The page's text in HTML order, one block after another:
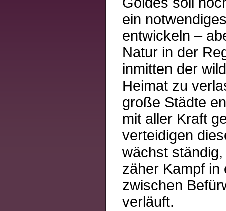
ein
entwickeln –
Natur in der
inmitten der
Heimat zu
große Städte
mit aller Kraft
verteidigen
wächst
zäher Kampf in
zwischen
verläuft.